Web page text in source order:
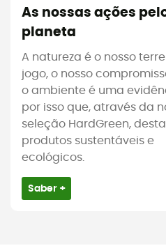
As nossas ações
planeta
A natureza é o nosso
jogo, o nosso
o ambiente é uma
por isso que, através da
seleção HardGreen,
produtos sustentáveis e
ecológicos.
Saber +